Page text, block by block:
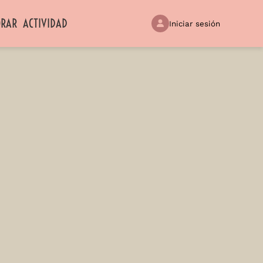
ACTIVIDAD Iniciar sesión